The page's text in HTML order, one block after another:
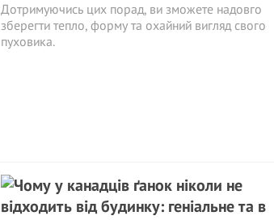
Дотримуючись цих порад, ви зможете надовго
зберегти тепло, форму та охайний вигляд свого
пуховика.